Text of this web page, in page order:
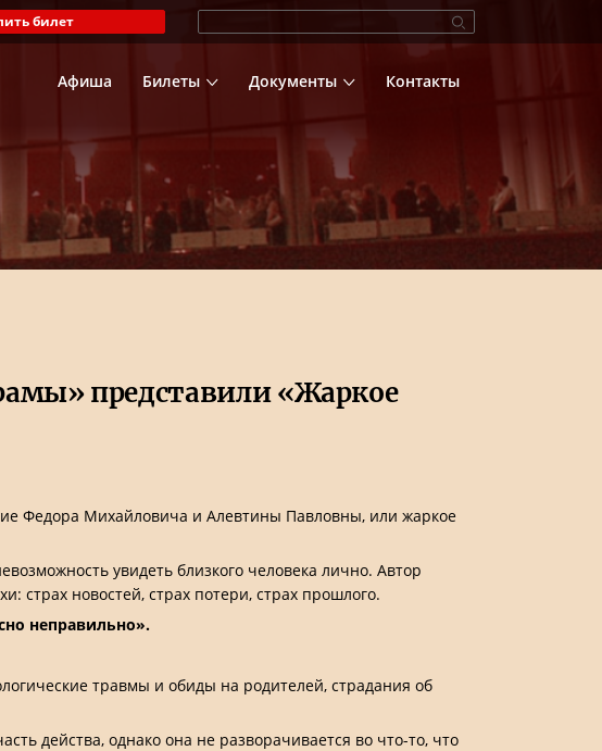
билет
Афиша Билеты Документы Контакты
представили «Жаркое
Федора Михайловича и Алевтины Павловны, или жаркое
увидеть близкого человека лично. Автор
новостей, страх потери, страх прошлого.
неправильно».
травмы и обиды на родителей, страдания об
действа, однако она не разворачивается во что-то, что